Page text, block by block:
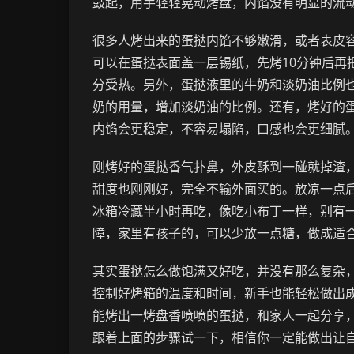
很多人烤出来的蛋挞内馅不够嫩滑，或者表
可以在蛋挞表面盖一层锡纸，先烤10分钟后
分受热。另外，蛋挞液里的牛奶和淡奶油比
奶的用量，增加淡奶油的比例。还有，烤好
内馅会更稳定，不容易塌陷，口感也会更细腻
刚烤好的蛋挞香气扑鼻，外皮酥到一碰就掉
甜度也刚刚好，完全不输外面买的。放凉一
冰箱冷藏半小时再吃，像吃小布丁一样，别
障，家里有孩子的，可以少放一点糖，做成适
其实蛋挞怎么做饱满又好吃，并没有那么复
控制好烤箱的温度和时间，新手也能轻松做
能烤出一烤盘香喷喷的蛋挞，和家人一起分
跟着上面的步骤试一下，相信你一定能做出让